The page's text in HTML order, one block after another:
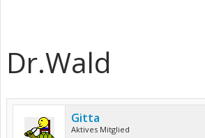
Dr.Wald
Gitta
Aktives Mitglied